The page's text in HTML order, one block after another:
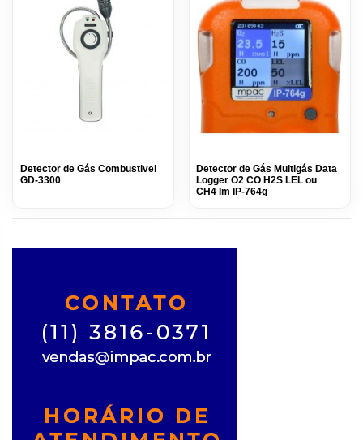
Detector de Gás Combustivel
GD-3300
Detector de Gás Multigás Data
Logger O2 CO H2S LEL ou
CH4 Im IP-764g